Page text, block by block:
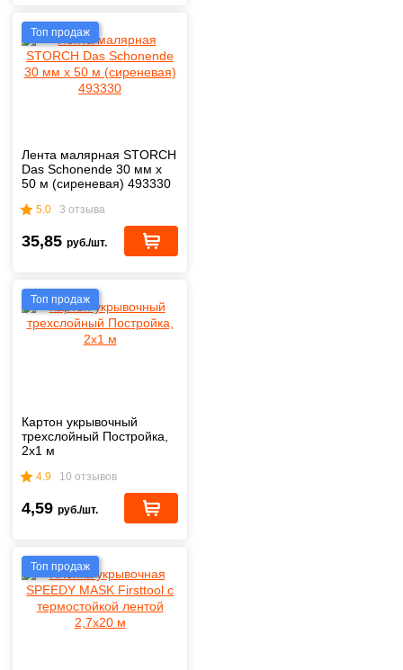
Топ продаж
Лента малярная STORCH
Das Schonende 30 мм х
50 м (сиреневая) 493330
5.0 3 отзыва
35,85 руб./шт.
Топ продаж
Картон укрывочный
трехслойный Постройка,
2х1 м
4.9 10 отзывов
4,59 руб./шт.
Топ продаж